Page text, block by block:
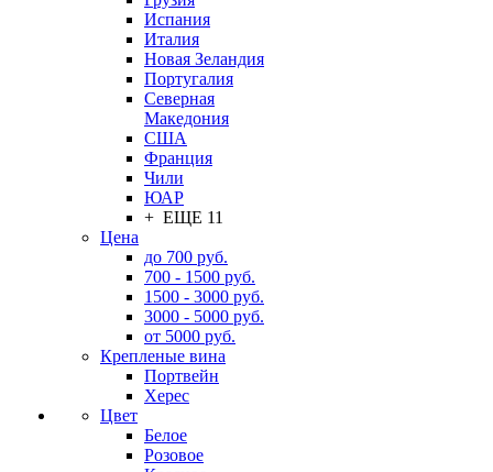
Испания
Италия
Новая Зеландия
Португалия
Северная
Македония
США
Франция
Чили
ЮАР
+ ЕЩЕ 11
Цена
до 700 руб.
700 - 1500 руб.
1500 - 3000 руб.
3000 - 5000 руб.
от 5000 руб.
Крепленые вина
Портвейн
Херес
Цвет
Белое
Розовое